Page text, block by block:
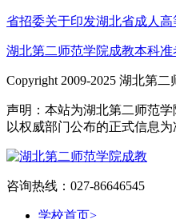
省招委关于印发湖北省成人
湖北第二师范学院成教本科准
Copyright 2009-2025 湖北第
声明：本站为湖北第二师范
以权威部门公布的正式信息为
咨询热线：027-86646545
学校首页>